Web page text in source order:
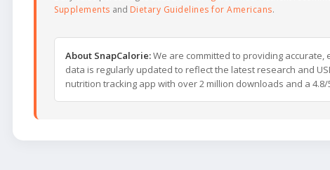
Supplements and Dietary Guidelines for Americans.
About SnapCalorie:We are committed to providing
data is regularly updated to reflect the latest research and
nutrition tracking app with over 2 million downloads and a 4.8/